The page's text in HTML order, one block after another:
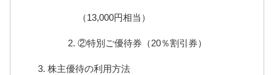
（13,000円相当）
②特別ご優待券（20％割引券）
株主優待の利用方法